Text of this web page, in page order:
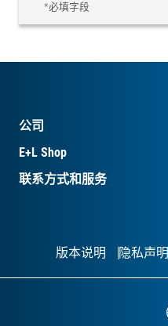
*必填字段
公司
E+L Shop
联系方式和服务
版本说明 隐私声明